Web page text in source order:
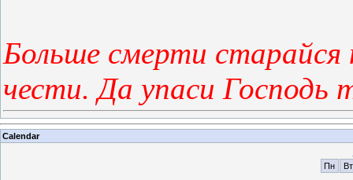
Больше смерти
чести. Да упаси Господь
Calendar
Пн
Вт